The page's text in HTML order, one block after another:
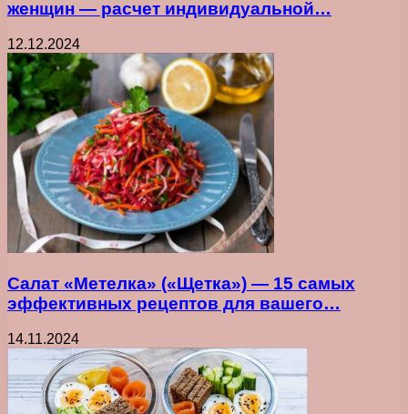
женщин — расчет индивидуальной…
12.12.2024
Салат «Метелка» («Щетка») — 15 самых
эффективных рецептов для вашего…
14.11.2024